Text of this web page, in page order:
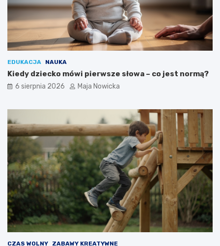
EDUKACJA NAUKA
Kiedy dziecko mówi pierwsze słowa – co jest normą?
6 sierpnia 2026 Maja Nowicka
CZAS WOLNY ZABAWY KREATYWNE